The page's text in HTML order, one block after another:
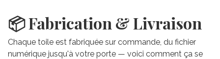
📦 Fabrication & Livraison
Chaque toile est fabriquée sur commande, du fichier
numérique jusqu'à votre porte — voici comment ça se